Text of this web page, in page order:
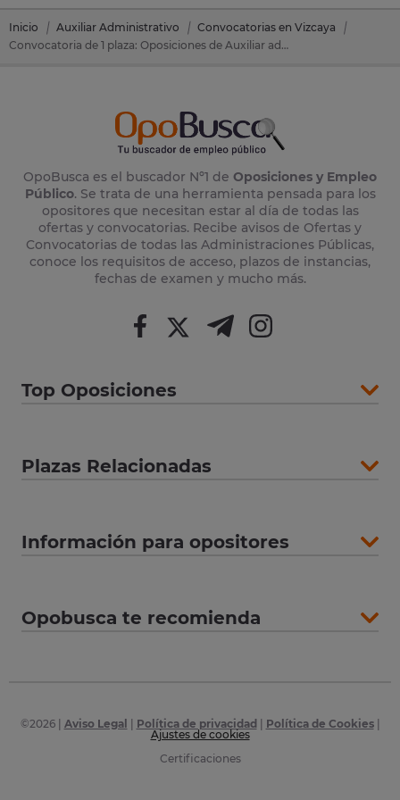
Inicio Auxiliar Administrativo
Convocatorias en Vizcaya
Convocatoria de 1 plaza: Oposiciones de Auxiliar administrativo en Elantxobe (Vizcaya)
OpoBusca es el buscador Nº1 de Oposiciones y Empleo
Público. Se trata de una herramienta pensada para los
opositores que necesitan estar al día de todas las
ofertas y convocatorias. Recibe avisos de Ofertas y
Convocatorias de todas las Administraciones Públicas,
conoce los requisitos de acceso, plazos de instancias,
fechas de examen y mucho más.
Top Oposiciones
Plazas Relacionadas
Información para opositores
Opobusca te recomienda
©2026| Aviso Legal Política de privacidad Política de Cookies|
Ajustes de cookies
Certificaciones